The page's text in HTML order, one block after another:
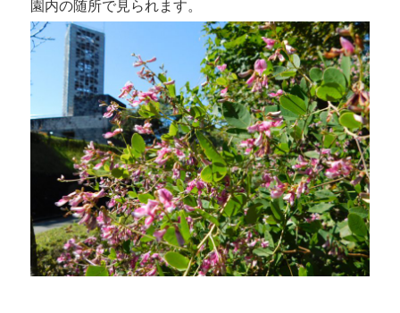
園内の随所で見られます。